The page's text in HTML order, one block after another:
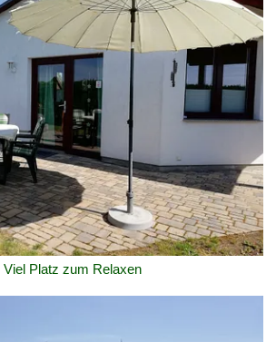
Viel Platz zum Relaxen